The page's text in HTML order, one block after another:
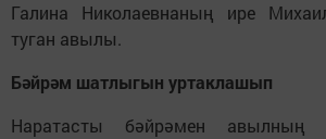
Галина Николаевнаның ире
туган авылы.
Бәйрәм шатлыгын уртаклашып
Наратасты бәйрәмен авылның